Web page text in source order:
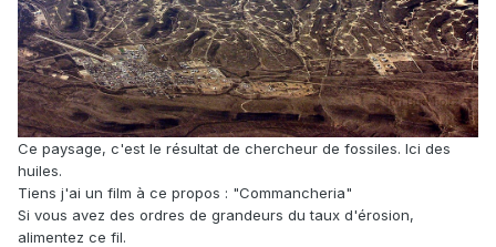
Ce paysage, c'est le résultat de chercheur de fossiles. Ici des
huiles.
Tiens j'ai un film à ce propos : "Commancheria"
Si vous avez des ordres de grandeurs du taux d'érosion,
alimentez ce fil.